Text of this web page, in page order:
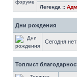
Легенда ::
Дни рождения
Сегодня
Топлист